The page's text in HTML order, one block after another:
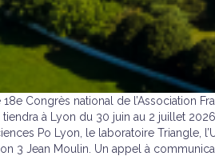
18e Congrès national de l’Association
tiendra à Lyon du 30 juin au 2 juillet
Po Lyon, le laboratoire Triangle,
3 Jean Moulin. Un appel à